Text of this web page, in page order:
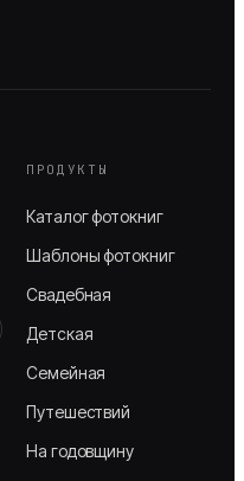
ПРОДУКТЫ
Каталог фотокниг
Шаблоны фотокниг
Свадебная
Детская
Семейная
Путешествий
На годовщину